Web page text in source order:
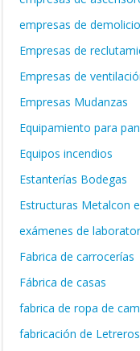
empresas de
Empresas de
Empresas de
Empresas Mudanzas
Equipamiento para
Equipos incendios
Estanterías Bodegas
Estructuras Metalcon
exámenes de
Fabrica de carrocerías
Fábrica de casas
fabrica de ropa de
fabricación de